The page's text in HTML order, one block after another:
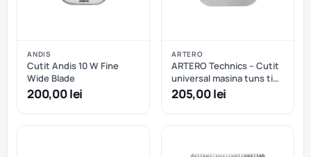
ANDIS
Cutit Andis 10 W Fine
Wide Blade
200,00 lei
ARTERO
ARTERO Technics – Cutit
universal masina tuns tip
A5 nr.8 1/2 – 2mm
205,00 lei